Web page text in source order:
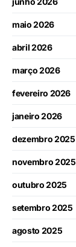
maio 2026
abril 2026
março 2026
fevereiro 2026
janeiro 2026
dezembro 2025
novembro 2025
outubro 2025
setembro 2025
agosto 2025